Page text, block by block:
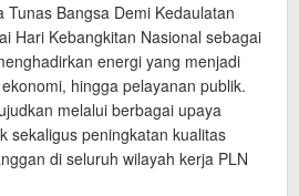
Tunas Bangsa Demi Kedaulatan
Hari Kebangkitan Nasional sebagai
energi yang menjadi
hingga pelayanan publik.
melalui berbagai upaya
sekaligus peningkatan kualitas
di seluruh wilayah kerja PLN